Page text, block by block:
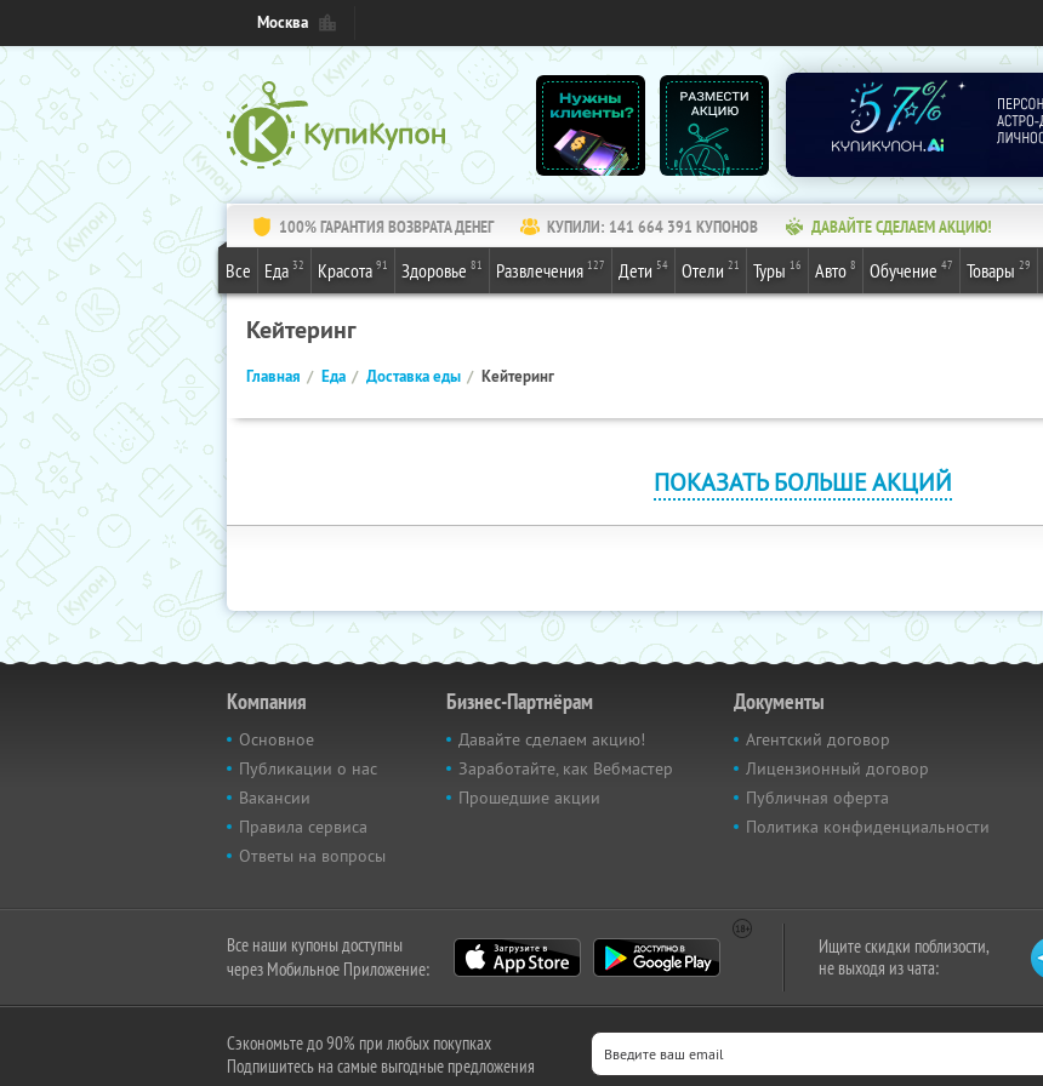
Москва
100% ГАРАНТИЯ ВОЗВРАТА ДЕНЕГ КУПИЛИ: 141 664 391 КУПОНОВ ДАВАЙТЕ СДЕЛАЕМ АКЦИЮ!
Все Еда 32 Красота 91 Здоровье 81 Развлечения 127 Дети 54 Отели 21 Туры 16 Авто 8 Обучение 47 Товары 29
Кейтеринг
Главная Еда Доставка еды Кейтеринг
ПОКАЗАТЬ БОЛЬШЕ АКЦИЙ
Компания
Основное
Публикации о нас
Вакансии
Правила сервиса
Ответы на вопросы
Бизнес-Партнёрам
Давайте сделаем акцию!
Заработайте, как Вебмастер
Прошедшие акции
Документы
Агентский договор
Лицензионный договор
Публичная оферта
Политика конфиденциальности
Все наши купоны доступны
через Мобильное Приложение:
Ищите скидки поблизости,
не выходя из чата:
Сэкономьте до 90% при любых покупках
Подпишитесь на самые выгодные предложения